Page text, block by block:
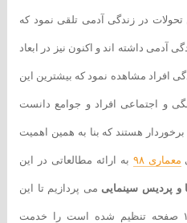
تحولات در زندگی آدمی تلقی نمود که
آدمی داشته اند و اکنون نیز در ابعاد
افراد مشاهده نمود که بیشترین این
و اجتماعی افراد و جوامع دانست
برخوردار هستند که بنا به همین اهمیت
معماری ۹۸ به ارائه مطالعاتی در این
و پردیس سینمایی می پردازیم تا این
مطالعات که بصورت word در ۱۵۰ صفحه تنظیم شده است را خدمت